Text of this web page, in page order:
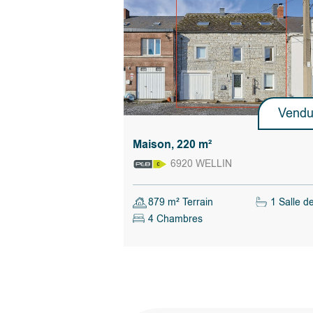
- vide ventilé
- raccordement à l'égout
- double abri de jardin
- carport
R.C. : 614€
Le propriétaire vendeur du bien dispose de la
manière totalement libre et autonome, de
pas vendre. S’il décide de vendre, il n’est
de retenir l’offre la plus élevée mais choisit
convient le mieux au regard de ses propres
(montant de l’offre, conditions suspensives,
signature,…).
Calculer les droits d'enregistrement
Vendu
Maison, 220 m²
6920 WELLIN
879 m² Terrain
1 Salle
4 Chambres